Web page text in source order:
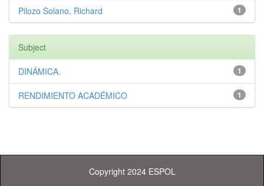
1
Pilozo Solano, Richard
Subject
1
DINÁMICA.
1
RENDIMIENTO ACADÉMICO
Copyright 2024 ESPOL